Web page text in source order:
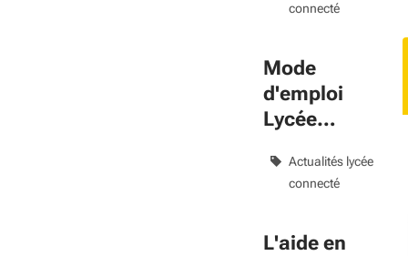
connecté
Mode
d'emploi
Lycée
Actualités lycée
connecté
L'aide en